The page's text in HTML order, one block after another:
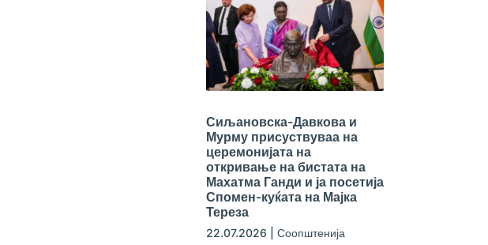
Сиљановска-Давкова и
Мурму присуствуваа на
церемонијата на
откривање на бистата на
Махатма Ганди и ја посетија
Спомен-куќата на Мајка
Тереза
22.07.2026 Соопштенија